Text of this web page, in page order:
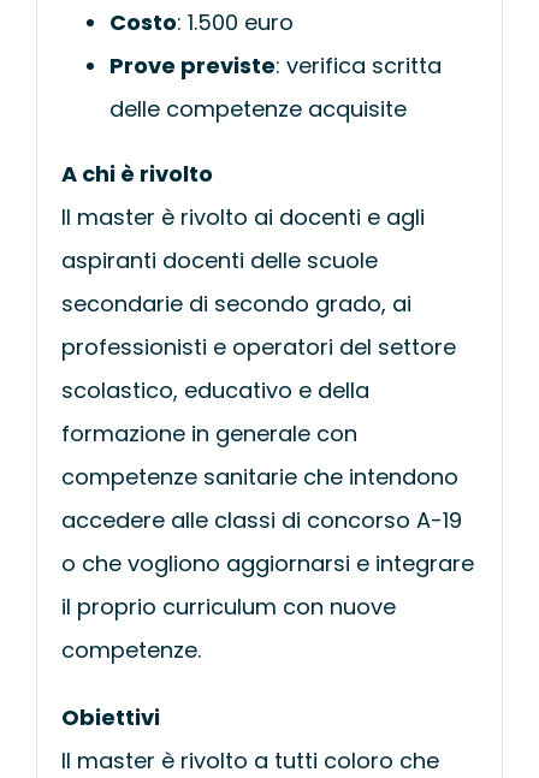
Costo: 1.500 euro
Prove previste: verifica scritta
delle competenze acquisite
A chi è rivolto
Il master è rivolto ai docenti e agli
aspiranti docenti delle scuole
secondarie di secondo grado, ai
professionisti e operatori del settore
scolastico, educativo e della
formazione in generale con
competenze sanitarie che intendono
accedere alle classi di concorso A-19
o che vogliono aggiornarsi e integrare
il proprio curriculum con nuove
competenze.
Obiettivi
Il master è rivolto a tutti coloro che